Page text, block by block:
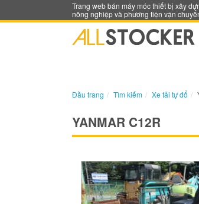
Trang web bán máy móc thiết bị xây
nông nghiệp và phương tiện vận
Đầu trang Tìm kiếm Xe tải tự đổ
YANMAR C12R